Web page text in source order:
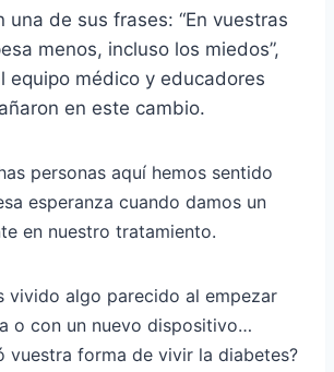
una de sus frases: “En vuestras
menos, incluso los miedos”,
equipo médico y educadores
en este cambio.
personas aquí hemos sentido
esperanza cuando damos un
en nuestro tratamiento.
vivido algo parecido al empezar
o con un nuevo dispositivo…
vuestra forma de vivir la diabetes?